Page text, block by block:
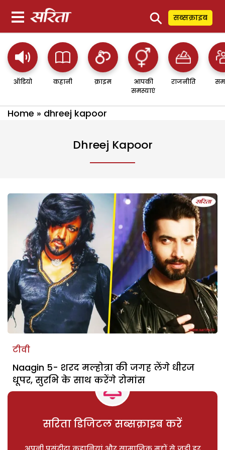
⚲ सब्सक्राइब
ऑडियो कहानी क्राइम
आपकी
समस्याएं
राजनीति
Home » dhreej kapoor
Dhreej Kapoor
टीवी
Naagin 5- शरद मल्होत्रा की जगह लेंगे धीरज
धूपर, सुरभि के साथ करेंगे रोमांस
सरिता डिजिटल सब्सक्राइब करें